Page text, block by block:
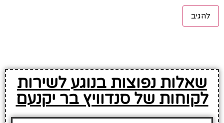
שאלות נפוצות בנוגע לשירות
לקוחות של סנדוויץ בר יקנעם